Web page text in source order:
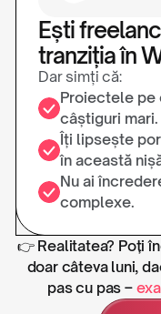
Ești
tranziția în
Dar simți că:
Proiectele pe
câștiguri mari.
Îți lipsește
în această
Nu ai
complexe.
👉 Realitatea? Poți
doar câteva luni,
pas cu pas –